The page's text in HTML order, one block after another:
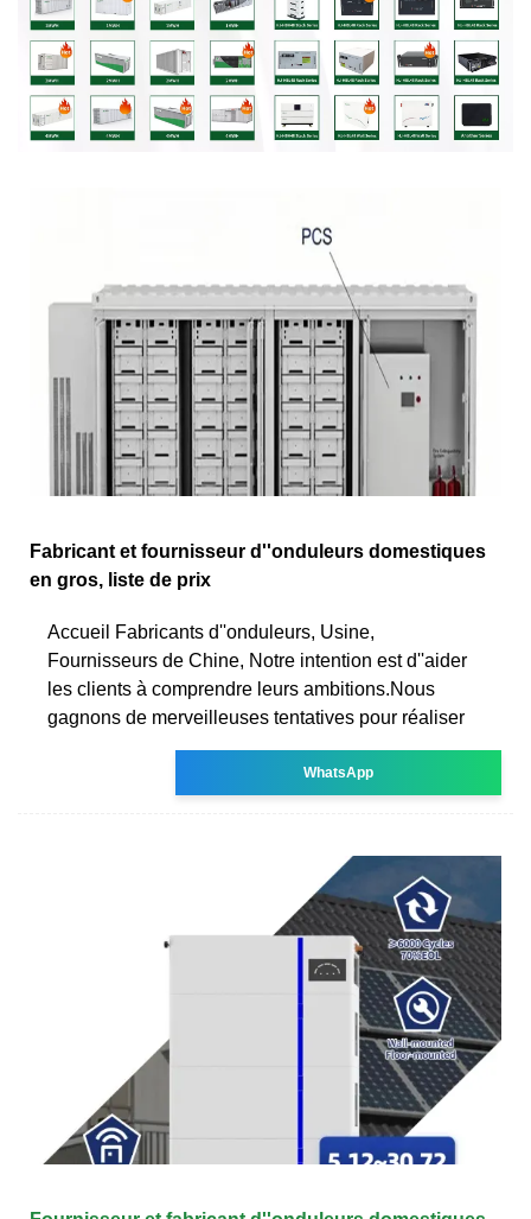
Fabricant et fournisseur d''onduleurs domestiques
en gros, liste de prix
Accueil Fabricants d''onduleurs, Usine,
Fournisseurs de Chine, Notre intention est d''aider
les clients à comprendre leurs ambitions.Nous
gagnons de merveilleuses tentatives pour réaliser
WhatsApp